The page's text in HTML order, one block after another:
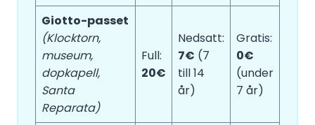
Giotto-passet
(Klocktorn,
museum,
dopkapell,
Santa
Reparata)
Full:
20€
Nedsatt:
7€ (7
till 14
år)
Gratis:
0€
(under
7 år)